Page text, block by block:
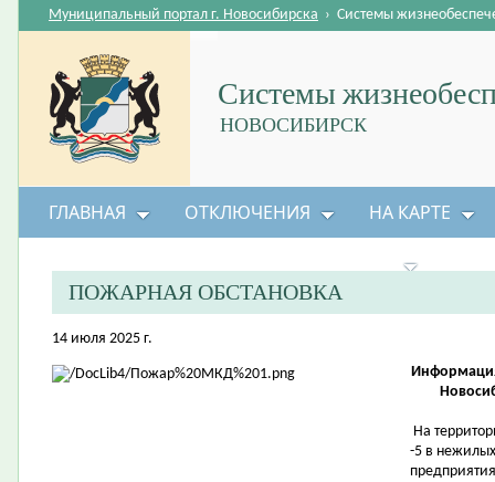
Системы
НОВОСИБИРСК
Муниципальный портал г. Новосибирска › Системы
ГЛАВНАЯ ОТКЛЮЧЕНИЯ НА КАРТЕ
ПОЖАРНАЯ ОБСТАНОВКА
14 июля 2025 г.
На
-5 в